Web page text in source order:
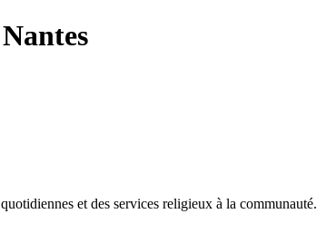
et des services religieux à la communauté.